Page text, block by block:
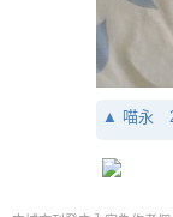
▲ 喵永